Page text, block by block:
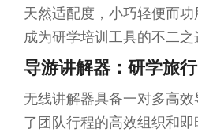
天然适配度，小巧轻便而
成为研学培训工具的不二之
导游讲解器：研学旅
无线讲解器具备一对多高
了团队行程的高效组织和